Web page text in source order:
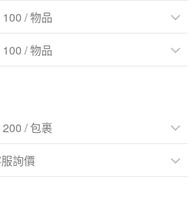
確認商品狀態，我們協助將商品拍照，並
價時提供照片。
來貨時為密封包裝如iphone手機，無法協
取出後拍照，只能依原包裝拍照後提供照
/ 物品
商品外盒服務，如鞋盒等，僅運回商品節
/ 物品
/ 包裹
務需提供台灣網路商店的Return Label退
詢價